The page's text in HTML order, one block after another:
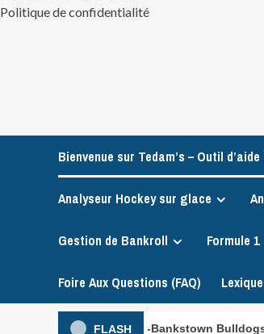
Politique de confidentialité
Bienvenue sur Tedam’s – Outil
Analyseur Hockey sur glace
Gestion de Bankroll Formule 1
Foire Aux Questions (FAQ)
FLASH
– Canterbury-Bankstown Bulldogs (07/08) :